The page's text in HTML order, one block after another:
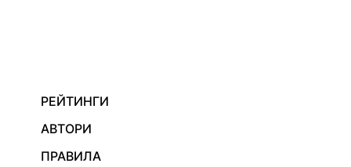
РЕЙТИНГИ
АВТОРИ
ПРАВИЛА